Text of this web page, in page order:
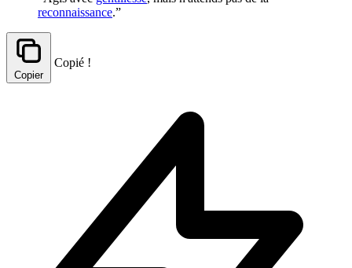
reconnaissance.”
Copier
Copié !